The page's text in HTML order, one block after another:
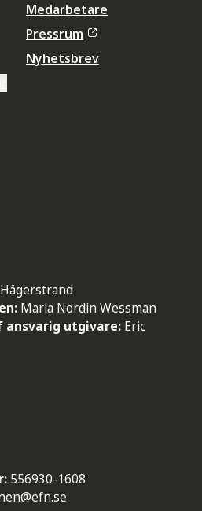
Medarbetare
Pressrum
Nyhetsbrev
Maria Nordin Wessman
ansvarig utgivare: Eric
556930-1608